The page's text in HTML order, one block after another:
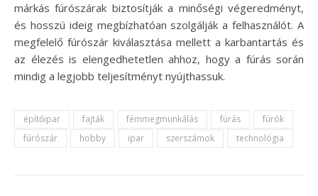
márkás fúrószárak biztosítják a minőségi végeredményt,
és hosszú ideig megbízhatóan szolgálják a felhasználót. A
megfelelő fúrószár kiválasztása mellett a karbantartás és
az élezés is elengedhetetlen ahhoz, hogy a fúrás során
mindig a legjobb teljesítményt nyújthassuk.
építőipar fajták fémmegmunkálás fúrás
fúrók
fúrószár
hobby ipar szerszámok technológia